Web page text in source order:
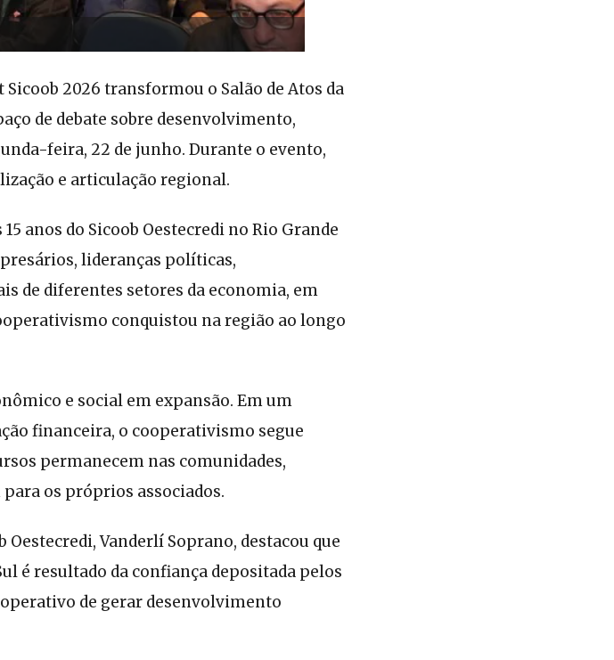
2026 transformou o Salão de Atos da
de debate sobre desenvolvimento,
feira, 22 de junho. Durante o evento,
e articulação regional.
anos do Sicoob Oestecredi no Rio Grande
lideranças políticas,
de diferentes setores da economia, em
conquistou na região ao longo
e social em expansão. Em um
financeira, o cooperativismo segue
permanecem nas comunidades,
os próprios associados.
Vanderlí Soprano, destacou que
é resultado da confiança depositada pelos
de gerar desenvolvimento